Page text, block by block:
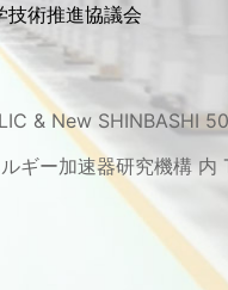
術推進協議会
& New SHINBASHI
ギー加速器研究機構 内